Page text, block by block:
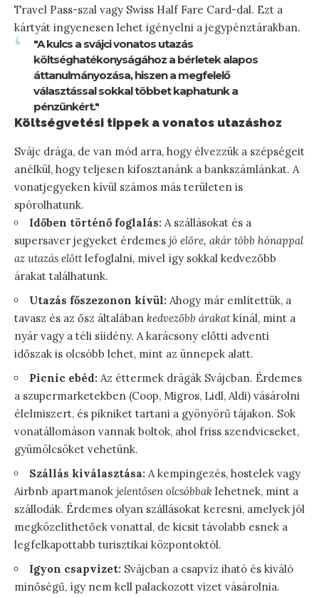
Travel Pass-szal vagy Swiss Half Fare Card-dal. Ezt a
kártyát ingyenesen lehet igényelni a jegypénztárakban.
"A kulcs a svájci vonatos utazás
költséghatékonyságához a bérletek alapos
áttanulmányozása, hiszen a megfelelő
választással sokkal többet kaphatunk a
pénzünkért."
Költségvetési tippek a vonatos utazáshoz
Svájc drága, de van mód arra, hogy élvezzük a szépségeit
anélkül, hogy teljesen kifosztanánk a bankszámlánkat. A
vonatjegyeken kívül számos más területen is
spórolhatunk.
Időben történő foglalás: A szállásokat és a
supersaver jegyeket érdemes jó előre, akár több hónappal
az utazás előttlefoglalni, mivel így sokkal kedvezőbb
árakat találhatunk.
Utazás főszezonon kívül: Ahogy már említettük, a
tavasz és az ősz általában kedvezőbb árakatkínál, mint a
nyár vagy a téli síidény. A karácsony előtti adventi
időszak is olcsóbb lehet, mint az ünnepek alatt.
Picnic ebéd: Az éttermek drágák Svájcban. Érdemes
a szupermarketekben (Coop, Migros, Lidl, Aldi) vásárolni
élelmiszert, és pikniket tartani a gyönyörű tájakon. Sok
vonatállomáson vannak boltok, ahol friss szendvicseket,
gyümölcsöket vehetünk.
Szállás kiválasztása: A kempingezés, hostelek vagy
Airbnb apartmanok jelentősen olcsóbbak lehetnek, mint a
szállodák. Érdemes olyan szállásokat keresni, amelyek jól
megközelíthetőek vonattal, de kicsit távolabb esnek a
legfelkapottabb turisztikai központoktól.
Igyon csapvizet: Svájcban a csapvíz iható és kiváló
minőségű, így nem kell palackozott vizet vásárolnia.